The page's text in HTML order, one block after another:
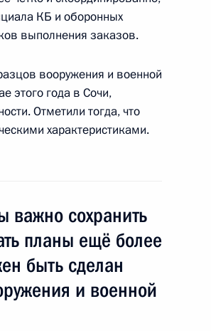
КБ и оборонных
выполнения заказов.
вооружения и военной
этого года в Сочи,
Отметили тогда, что
характеристиками.
сохранить
планы ещё более
быть сделан
и военной